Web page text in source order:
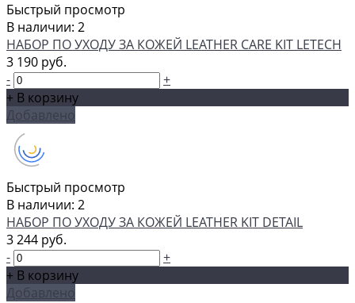
Быстрый просмотр
В наличии: 2
НАБОР ПО УХОДУ ЗА КОЖЕЙ LEATHER CARE KIT LETECH
3 190 руб.
-
+
+ В корзину
Добавлено
Быстрый просмотр
В наличии: 2
НАБОР ПО УХОДУ ЗА КОЖЕЙ LEATHER KIT DETAIL
3 244 руб.
-
+
+ В корзину
Добавлено